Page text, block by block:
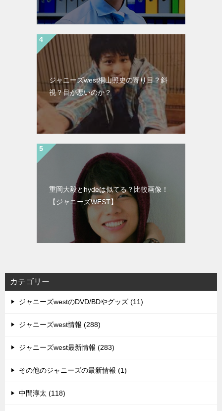
ジャニーズwest桐山照史の寄り目？斜
視？目が悪いのか？
重岡大毅とhydeは似てる？比較画像！
【ジャニーズWEST】
カテゴリー
ジャニーズwestのDVD/BDやグッズ (11)
ジャニーズwest情報 (288)
ジャニーズwest最新情報 (283)
その他のジャニーズの最新情報 (1)
中間淳太 (118)